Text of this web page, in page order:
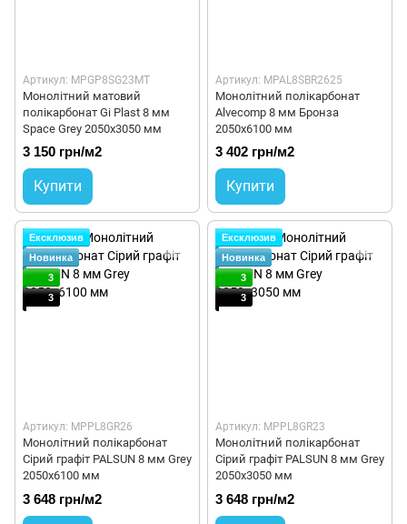
Артикул: MPGP8SG23MT
Монолітний матовий
полікарбонат Gi Plast 8 мм
Space Grey 2050x3050 мм
3 150 грн/м2
Купити
Артикул: MPAL8SBR2625
Монолітний полікарбонат
Alvecomp 8 мм Бронза
2050х6100 мм
3 402 грн/м2
Купити
Ексклюзив
Новинка
3
3
Артикул: MPPL8GR26
Монолітний полікарбонат
Сірий графіт PALSUN 8 мм Grey
2050x6100 мм
3 648 грн/м2
Ексклюзив
Новинка
3
3
Артикул: MPPL8GR23
Монолітний полікарбонат
Сірий графіт PALSUN 8 мм Grey
2050x3050 мм
3 648 грн/м2